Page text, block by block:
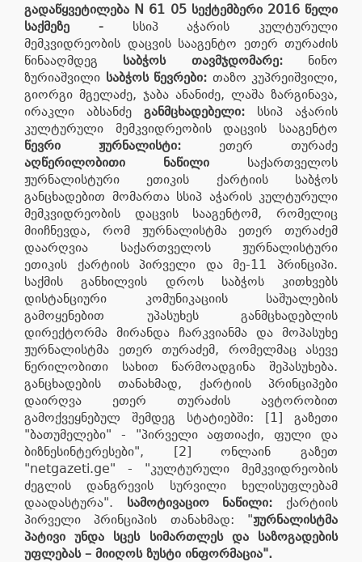
გადაწყვეტილება N 61 05 სექტემბერი 2016 წელი
საქმეზე
-სსიპ აჭარის კულტურული
მემკვიდრეობის დაცვის სააგენტო ეთერ თურაძის
წინააღმდეგ საბჭოს თავმჯდომარე:ნინო
ზურიაშვილი საბჭოს წევრები: თაზო კუპრეიშვილი,
გიორგი მგელაძე, ჯაბა ანანიძე, ლაშა ზარგინავა,
ირაკლი აბსანძე განმცხადებელი: სსიპ აჭარის
კულტურული მემკვიდრეობის დაცვის სააგენტო
წევრი ჟურნალისტი: ეთერ თურაძე
აღწერილობითი ნაწილი საქართველოს
ჟურნალისტური ეთიკის ქარტიის საბჭოს
განცხადებით მომართა სსიპ აჭარის კულტურული
მემკვიდრეობის დაცვის სააგენტომ, რომელიც
მიიჩნევდა, რომ ჟურნალისტმა ეთერ თურაძემ
დაარღვია საქართველოს ჟურნალისტური
ეთიკის ქარტიის პირველი და მე-11 პრინციპი.
საქმის განხილვის დროს საბჭოს კითხვებს
დისტანციური კომუნიკაციის საშუალების
გამოყენებით უპასუხეს განმცხადებლის
დირექტორმა მირანდა ჩარკვიანმა და მოპასუხე
ჟურნალისტმა ეთერ თურაძემ, რომელმაც ასევე
წერილობითი სახით წარმოადგინა შეპასუხება.
განცხადების თანახმად, ქარტიის პრინციპები
დაირღვა ეთერ თურაძის ავტორობით
გამოქვეყნებულ შემდეგ სტატიებში: [1] გაზეთი
"ბათუმელები" - "პირველი აფთიაქი, ფული და
ბიზნესინტერესები", [2] ონლაინ გაზეთ
"netgazeti.ge" - "კულტურული მემკვიდრეობის
ძეგლის დანგრევის სურვილი ხელისუფლებამ
დაადასტურა". სამოტივაციო ნაწილი: ქარტიის
პირველი პრინციპის თანახმად: "ჟურნალისტმა
პატივი უნდა სცეს სიმართლეს და
საზოგადების
უფლებას – მიიღოს ზუსტი ინფორმაცია".